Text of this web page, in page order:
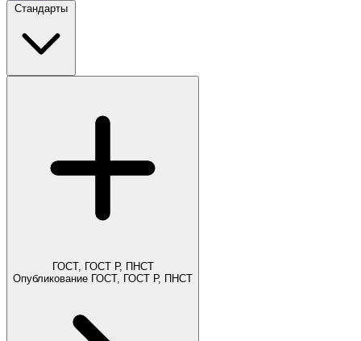
Стандарты
ГОСТ, ГОСТ Р, ПНСТ
Опубликование ГОСТ, ГОСТ Р, ПНСТ